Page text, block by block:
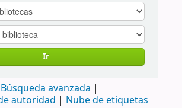
Ir
Búsqueda avanzada
autoridad
Nube de etiquetas